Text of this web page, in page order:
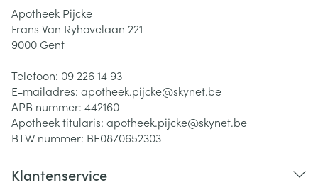
Apotheek Pijcke
Frans Van Ryhovelaan 221
9000 Gent
Telefoon: 09 226 14 93
E-mailadres: apotheek.pijcke@skynet.be
APB nummer: 442160
Apotheek titularis: apotheek.pijcke@skynet.be
BTW nummer: BE0870652303
Klantenservice